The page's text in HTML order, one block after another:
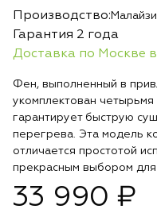
Производство:
Гарантия 2 года
Доставка по Москве
Фен, выполненный в
укомплектован
гарантирует быструю
перегрева. Эта модель
отличается простотой
прекрасным выбором
33 990 ₽